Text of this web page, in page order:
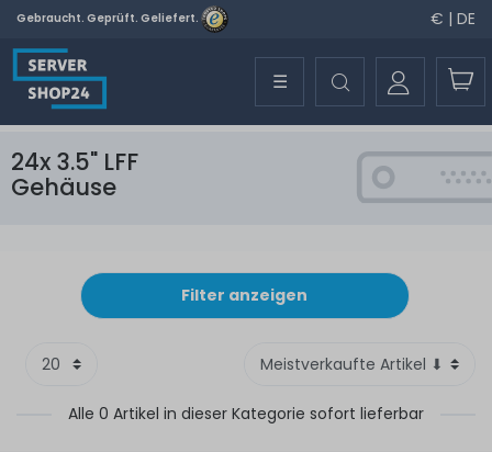
Gebraucht. Geprüft. Geliefert. € | DE
☰
24x 3.5" LFF
Gehäuse
Filter anzeigen
Alle 0 Artikel in dieser Kategorie sofort lieferbar